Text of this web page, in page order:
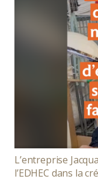
L’entreprise
l’EDHEC dans la